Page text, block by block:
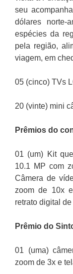
seu
dólares norte-
espécies da
pela região,
viagem, em
05 (cinco) TVs
20 (vinte) mini
Prêmios do
01 (um) Kit
10.1 MP com
Câmera de
zoom de 10x
retrato digital
Prêmio do
01 (uma)
zoom de 3x e